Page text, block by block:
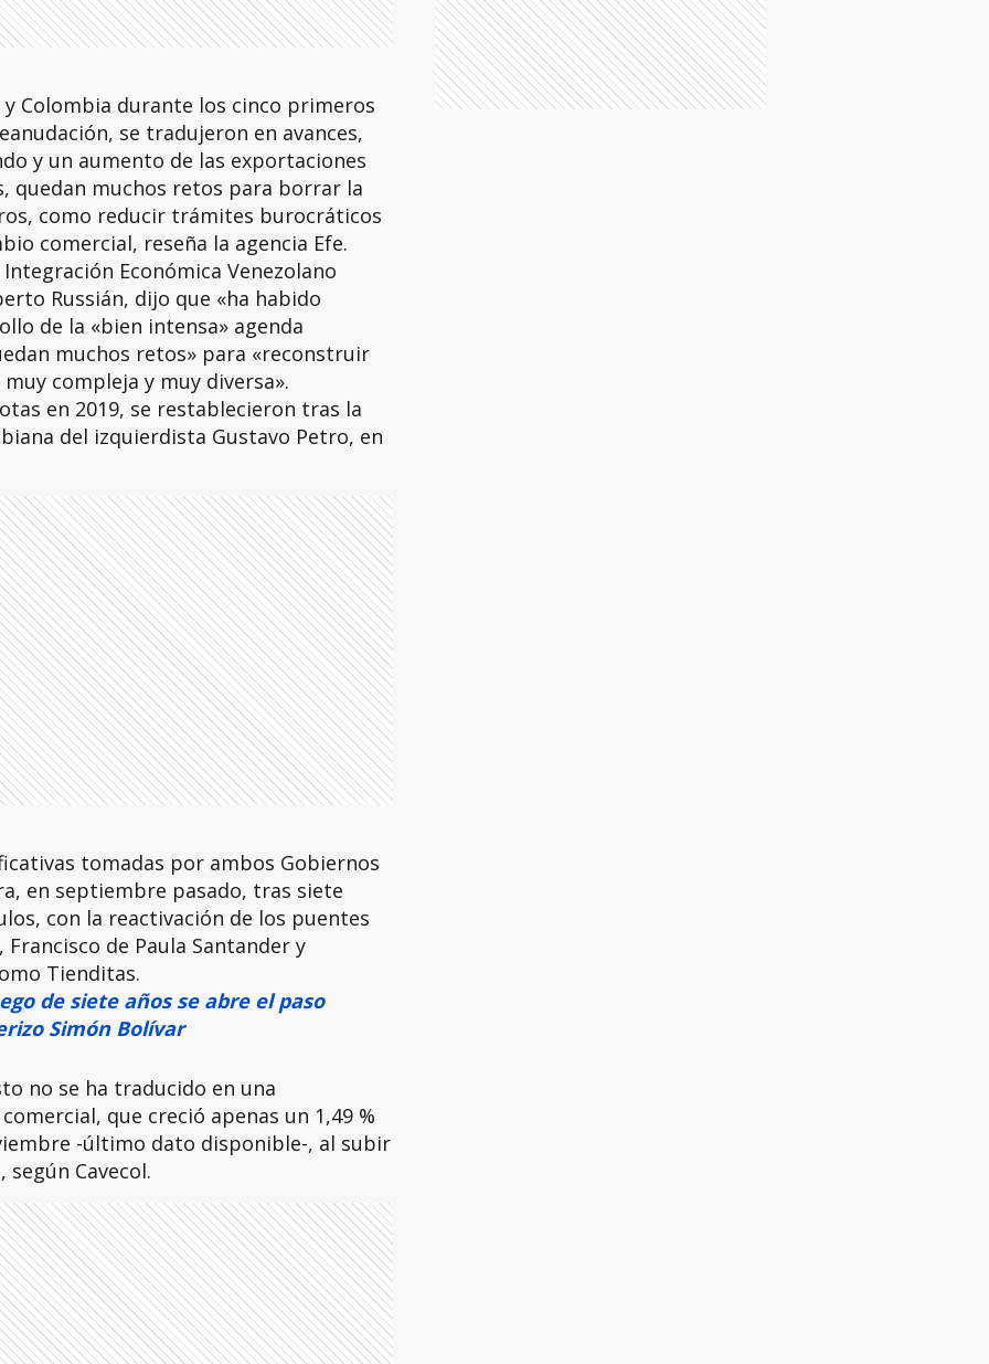
Colombia durante los cinco primeros
se tradujeron en avances,
y un aumento de las exportaciones
quedan muchos retos para borrar la
como reducir trámites burocráticos
comercial, reseña la agencia Efe.
Económica Venezolano
Russián, dijo que «ha habido
de la «bien intensa» agenda
muchos retos» para «reconstruir
compleja y muy diversa».
en 2019, se restablecieron tras la
del izquierdista Gustavo Petro, en
tomadas por ambos Gobiernos
en septiembre pasado, tras siete
con la reactivación de los puentes
de Paula Santander y
Tienditas.
de siete años se abre el paso
Simón Bolívar
no se ha traducido en una
que creció apenas un 1,49 %
-último dato disponible-, al subir
Cavecol.